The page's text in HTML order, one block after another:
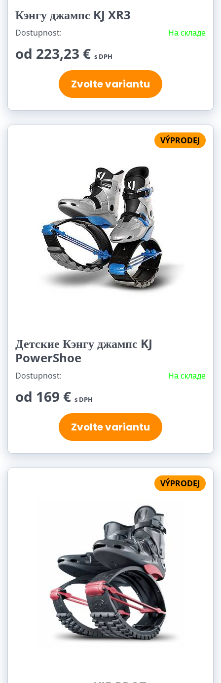
Кэнгу джампс KJ XR3
Dostupnost: На складе
od 223,23 € s DPH
Zvolte variantu
VÝPRODEJ
Детские Кэнгу джампс KJ
PowerShoe
Dostupnost: На складе
od 169 € s DPH
Zvolte variantu
VÝPRODEJ